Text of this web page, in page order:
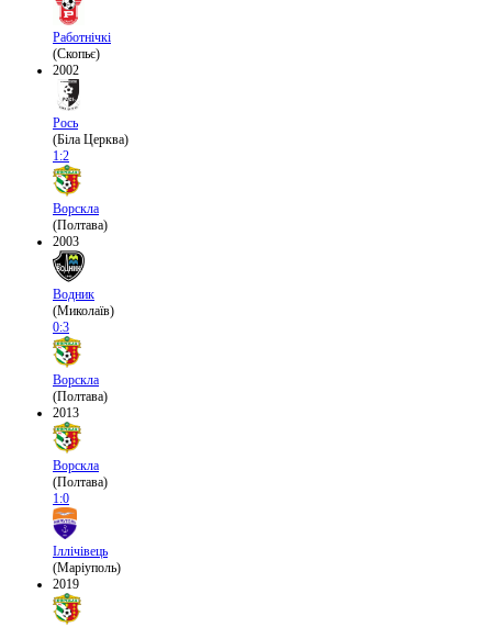
Работнічкі
(Скопьє)
2002
Рось
(Біла Церква)
1:2
Ворскла
(Полтава)
2003
Водник
(Миколаїв)
0:3
Ворскла
(Полтава)
2013
Ворскла
(Полтава)
1:0
Іллічівець
(Маріуполь)
2019